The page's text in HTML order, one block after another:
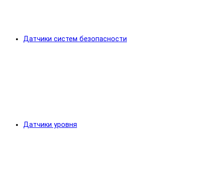
Датчики систем безопасности
Датчики уровня